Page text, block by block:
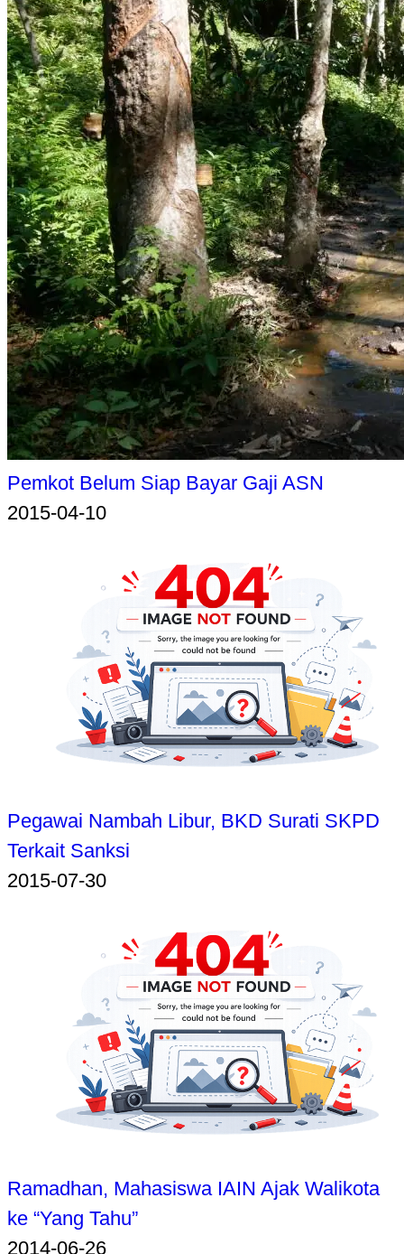
Pemkot Belum Siap Bayar Gaji ASN
2015-04-10
Pegawai Nambah Libur, BKD Surati SKPD
Terkait Sanksi
2015-07-30
Ramadhan, Mahasiswa IAIN Ajak Walikota
ke “Yang Tahu”
2014-06-26